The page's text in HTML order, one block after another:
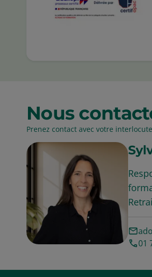
Nous
Prenez contact avec votre
01